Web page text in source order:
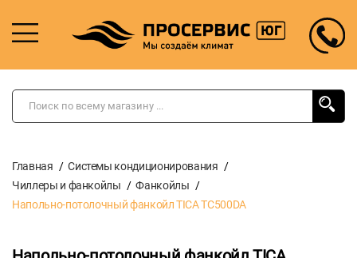
Главная
Системы кондиционирования
Чиллеры и фанкойлы
Фанкойлы
Напольно-потолочный фанкойл TICA TC500DA